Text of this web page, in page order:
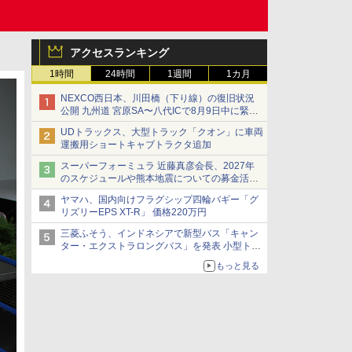
アクセスランキング
1時間 24時間 1週間 1カ月
NEXCO西日本、川田橋（下り線）の復旧状況
公開 九州道 宮原SA〜八代ICで8月9日中に緊急
車両を通行可能に
UDトラックス、大型トラック「クオン」に車両
運搬用ショートキャブトラクタ追加
スーパーフォーミュラ 近藤真彦会長、2027年
のスケジュールや熊本地震についての募金活動
を紹介
ヤマハ、国内向けフラグシップ四輪バギー「グ
リズリーEPS XT-R」 価格220万円
三菱ふそう、インドネシアで新型バス「キャン
ター・エクストラロングバス」を発表 小型トラ
ックベースの観光・旅客輸送向けバス
もっと見る